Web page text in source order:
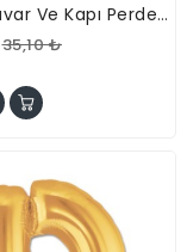
Işıltılı Duvar Ve Kapı Perdesi Mor Renk
35,10 ₺